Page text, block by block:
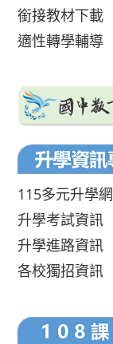
銜接教材下載
適性轉學輔導
115多元升學網
升學考試資訊
升學進路資訊
各校獨招資訊